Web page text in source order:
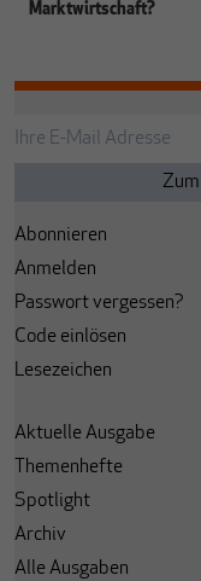
Marktwirtschaft?
Abonnieren
Anmelden
Passwort vergessen?
Code einlösen
Lesezeichen
Aktuelle Ausgabe
Themenhefte
Spotlight
Archiv
Alle Ausgaben